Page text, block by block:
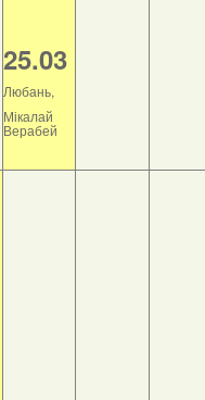
25.03
Любань,
Мікалай
Верабей